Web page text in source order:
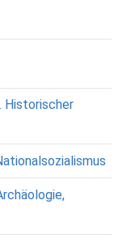
Historischer